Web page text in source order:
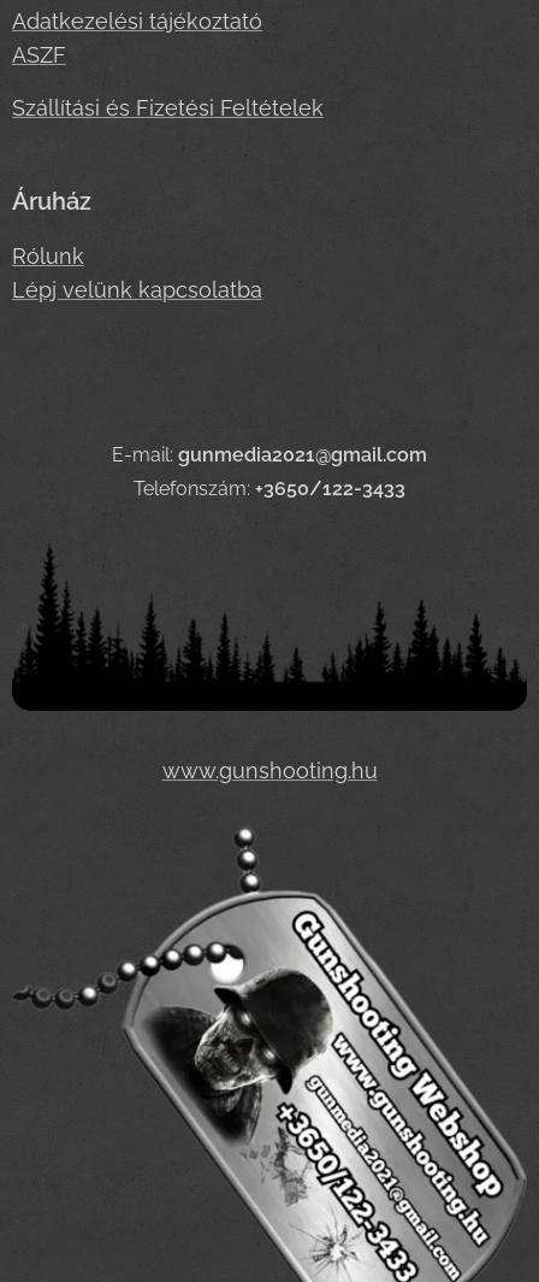
Adatkezelési tájékoztató
ASZF
Szállítási és Fizetési Feltételek
Áruház
Rólunk
Lépj velünk kapcsolatba
E-mail: gunmedia2021@gmail.com
Telefonszám: +3650/122-3433
www.gunshooting.hu